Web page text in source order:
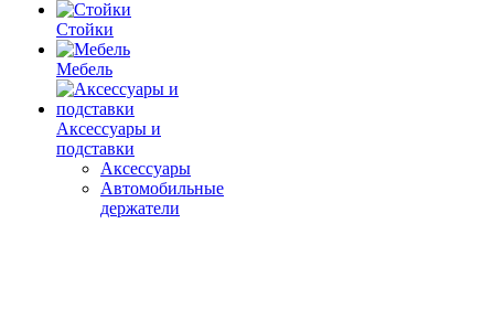
Стойки
Мебель
Аксессуары и
подставки
Аксессуары
Автомобильные
держатели